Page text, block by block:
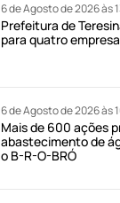
6 de Agosto de 2026 às
Prefeitura de
para quatro
6 de Agosto de 2026 às
Mais de 600 ações
abastecimento de
o B-R-O-BRÓ